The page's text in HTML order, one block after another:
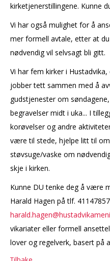
KIRKENE VÅRE
kirketjenerstillingene. Kunne
Vi har også mulighet for å
mer formell avtale, etter at
nødvendig vil selvsagt bli gitt.
Vi har fem kirker i
jobber tett sammen med å
gudstjenester om
begravelser midt i uka... I
korøvelser og andre
være til stede, hjelpe litt til
støvsuge/vaske om
skje i kirken.
Kunne DU tenke deg å være
Harald Hagen på tlf.
vikariater eller formell
lover og regelverk, basert på